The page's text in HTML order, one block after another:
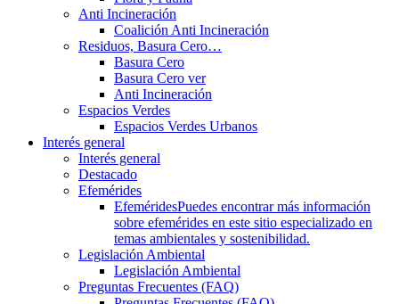
Anti Incineración
Coalición Anti Incineración
Residuos, Basura Cero…
Basura Cero
Basura Cero ver
Anti Incineración
Espacios Verdes
Espacios Verdes Urbanos
Interés general
Interés general
Destacado
Efemérides
EfeméridesPuedes encontrar más información
sobre efemérides en este sitio especializado en
temas ambientales y sostenibilidad.
Legislación Ambiental
Legislación Ambiental
Preguntas Frecuentes (FAQ)